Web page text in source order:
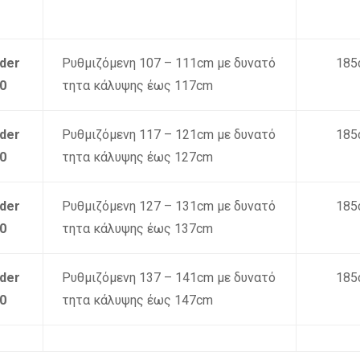
Ρυθμιζόμενη 107 – 111cm με δυνατό
τητα κάλυψης έως 117cm
Ρυθμιζόμενη 117 – 121cm με δυνατό
τητα κάλυψης έως 127cm
Ρυθμιζόμενη 127 – 131cm με δυνατό
τητα κάλυψης έως 137cm
Ρυθμιζόμενη 137 – 141cm με δυνατό
τητα κάλυψης έως 147cm